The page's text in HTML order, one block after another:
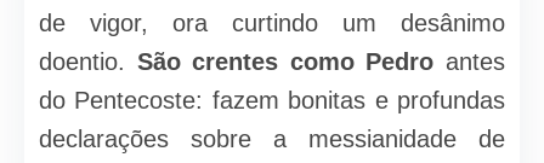
de vigor, ora curtindo um desânimo
doentio. São crentes como Pedro antes
do Pentecoste: fazem bonitas e profundas
declarações sobre a messianidade de